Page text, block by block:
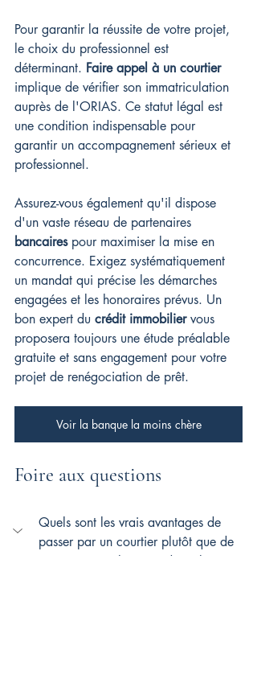
Pour garantir la réussite de votre projet,
le choix du professionnel est
déterminant. Faire appel à un courtier
implique de vérifier son immatriculation
auprès de l'ORIAS. Ce statut légal est
une condition indispensable pour
garantir un accompagnement sérieux et
professionnel.
Assurez-vous également qu'il dispose
d'un vaste réseau de partenaires
bancaires pour maximiser la mise en
concurrence. Exigez systématiquement
un mandat qui précise les démarches
engagées et les honoraires prévus. Un
bon expert du crédit immobilier vous
proposera toujours une étude préalable
gratuite et sans engagement pour votre
projet de renégociation de prêt.
Voir la banque la moins chère
Foire aux questions
Quels sont les vrais avantages de
passer par un courtier plutôt que de
renégocier seul auprès de sa banque ?